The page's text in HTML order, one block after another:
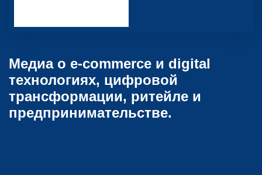
Медиа о e-commerce и digital
технологиях, цифровой
трансформации, ритейле и
предпринимательстве.